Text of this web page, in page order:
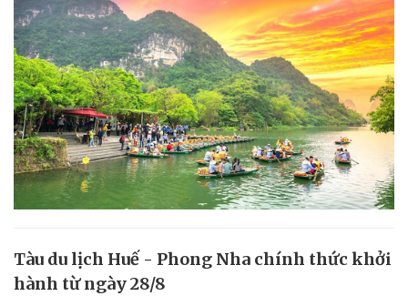
Tàu du lịch Huế - Phong Nha chính thức khởi
hành từ ngày 28/8